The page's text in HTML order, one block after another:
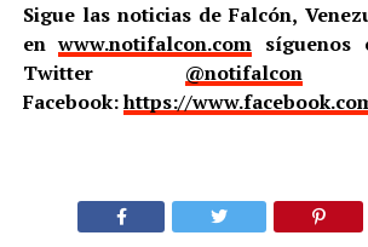
Sigue las noticias de Falcón,
enwww.notifalcon.com síguenos
Twitter @notifalcony
Facebook:https://